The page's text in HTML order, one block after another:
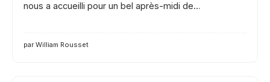
nous a accueilli pour un bel après-midi de…
par William Rousset